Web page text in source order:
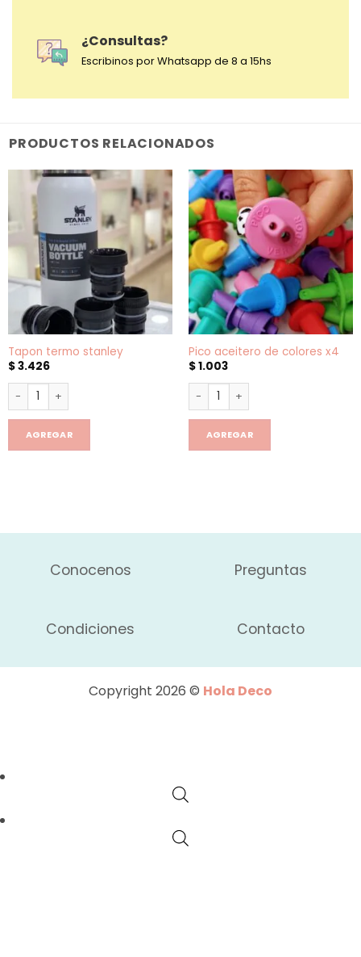
¿Consultas?
Escribinos por Whatsapp de 8 a 15hs
PRODUCTOS RELACIONADOS
Tapon termo stanley
$3.426
Tapon termo stanley cantidad
AGREGAR
Pico aceitero de colores x4
$1.003
Pico aceitero de colores x4
AGREGAR
Conocenos Preguntas
Condiciones Contacto
Copyright 2026 © Hola Deco